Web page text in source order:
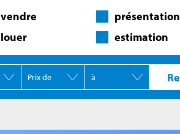
vendre
louer
présentation
estimation